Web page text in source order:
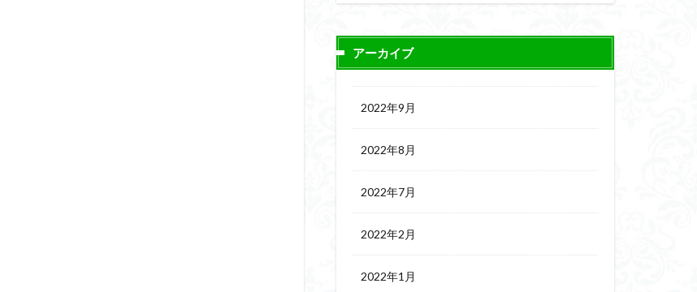
アーカイブ
2022年9月
2022年8月
2022年7月
2022年2月
2022年1月